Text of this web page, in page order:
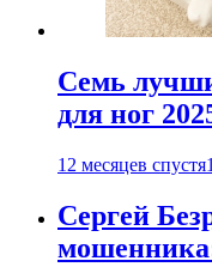
Семь
для ног
12 месяцев спустя
Сергей